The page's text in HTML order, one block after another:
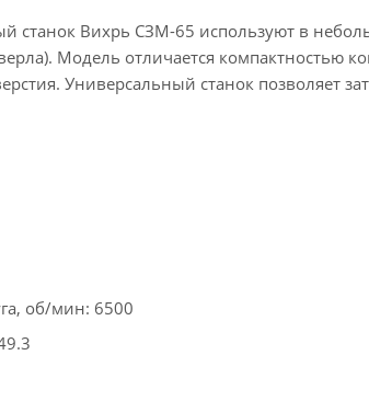
станок Вихрь СЗМ-65 используют в
Модель отличается компактностью
Универсальный станок позволяет
об/мин: 6500